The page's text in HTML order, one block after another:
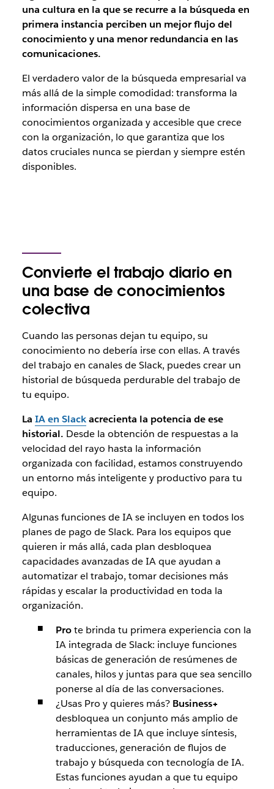
una cultura en la que se recurre a la búsqueda en
primera instancia perciben un mejor flujo del
conocimiento y una menor redundancia en las
comunicaciones.
El verdadero valor de la búsqueda empresarial va
más allá de la simple comodidad: transforma la
información dispersa en una base de
conocimientos organizada y accesible que crece
con la organización, lo que garantiza que los
datos cruciales nunca se pierdan y siempre estén
disponibles.
Convierte el trabajo diario en
una base de conocimientos
colectiva
Cuando las personas dejan tu equipo, su
conocimiento no debería irse con ellas. A través
del trabajo en canales de Slack, puedes crear un
historial de búsqueda perdurable del trabajo de
tu equipo.
La IA en Slackacrecienta la potencia de ese
historial. Desde la obtención de respuestas a la
velocidad del rayo hasta la información
organizada con facilidad, estamos construyendo
un entorno más inteligente y productivo para tu
equipo.
Algunas funciones de IA se incluyen en todos los
planes de pago de Slack. Para los equipos que
quieren ir más allá, cada plan desbloquea
capacidades avanzadas de IA que ayudan a
automatizar el trabajo, tomar decisiones más
rápidas y escalar la productividad en toda la
organización.
Prote brinda tu primera experiencia con la
IA integrada de Slack: incluye funciones
básicas de generación de resúmenes de
canales, hilos y juntas para que sea sencillo
ponerse al día de las conversaciones.
¿Usas Pro y quieres más? Business+
desbloquea un conjunto más amplio de
herramientas de IA que incluye síntesis,
traducciones, generación de flujos de
trabajo y búsqueda con tecnología de IA.
Estas funciones ayudan a que tu equipo